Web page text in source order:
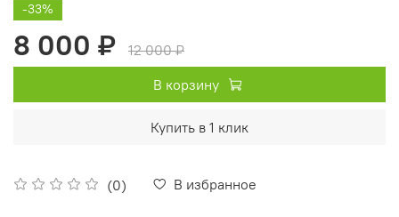
(0) В избранное
-33%
8 000 ₽
12 000 ₽
В корзину
Купить в 1 клик